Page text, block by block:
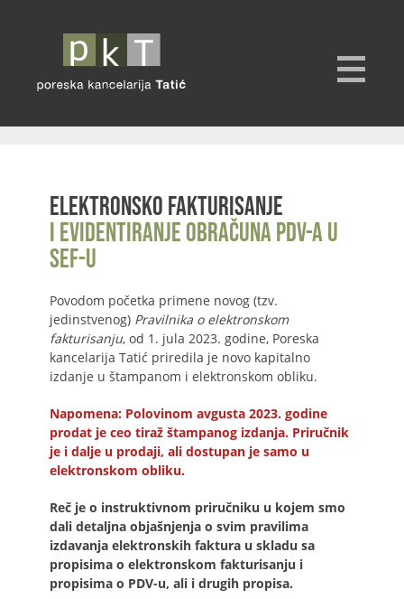
Elektronsko fakturisanje
i evidentiranje obračuna PDV-a u
SEF-u
Povodom početka primene novog (tzv.
jedinstvenog) Pravilnika o elektronskom
fakturisanju, od 1. jula 2023. godine, Poreska
kancelarija Tatić priredila je novo kapitalno
izdanje u štampanom i elektronskom obliku.
Napomena: Polovinom avgusta 2023. godine
prodat je ceo tiraž štampanog izdanja. Priručnik
je i dalje u prodaji, ali dostupan je samo u
elektronskom obliku.
Reč je o instruktivnom priručniku u kojem smo
dali detaljna objašnjenja o svim pravilima
izdavanja elektronskih faktura u skladu sa
propisima o elektronskom fakturisanju i
propisima o PDV-u, ali i drugih propisa.